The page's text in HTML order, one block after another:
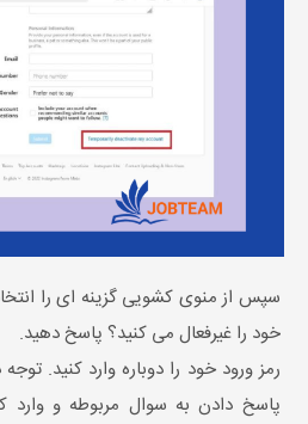
سپس از منوی کشویی گزینه ای را
خود را غیرفعال می کنید؟ پاسخ دهید.
رمز ورود خود را دوباره وارد کنید.
پاسخ دادن به سوال مربوطه و وارد